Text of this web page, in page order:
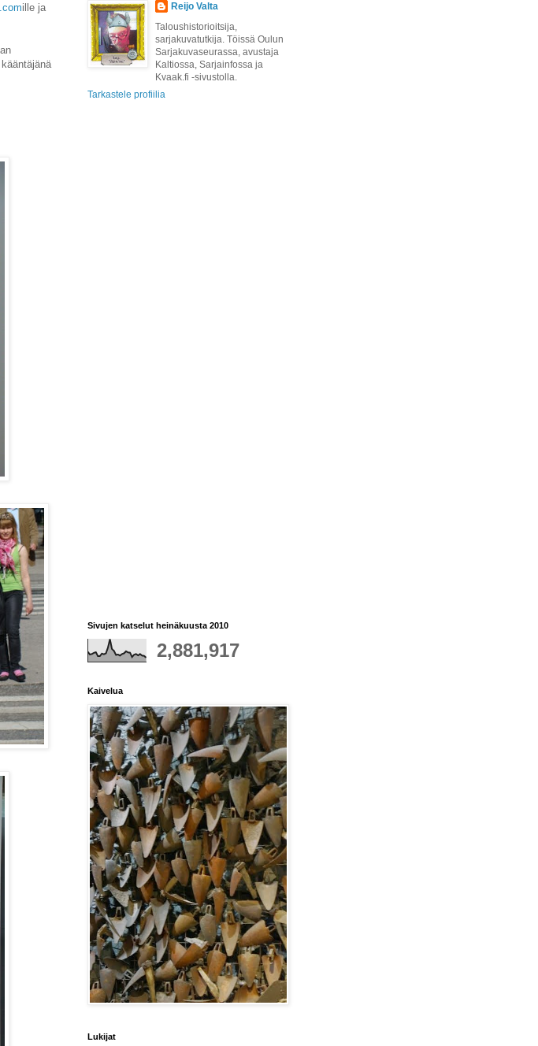
ille ja
Reijo Valta
Taloushistorioitsija,
sarjakuvatutkija. Töissä Oulun
Sarjakuvaseurassa, avustaja
Kaltiossa, Sarjainfossa ja
Kvaak.fi -sivustolla.
Tarkastele profiilia
Sivujen katselut heinäkuusta 2010
2,881,917
Kaivelua
Lukijat